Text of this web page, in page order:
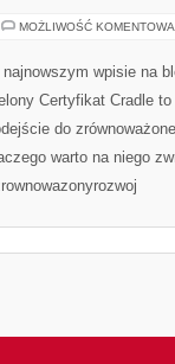
MOŻLIWOŚĆ
najnowszym wpisie na
Certyfikat Cradle
do
warto na niego